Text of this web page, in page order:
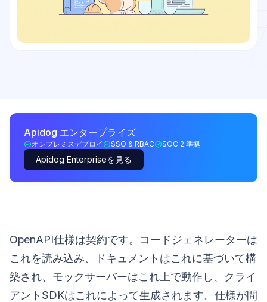
Apidog エンタープライズ
オンプレミスデプロイ SSO & RBAC SOC 2 準拠
Apidog Enterpriseを見る
OpenAPI仕様は契約です。コードジェネレーターは
これを読み込み、ドキュメントはこれに基づいて構
築され、モックサーバーはこれ上で動作し、クライ
アントSDKはこれによって生成されます。仕様が間